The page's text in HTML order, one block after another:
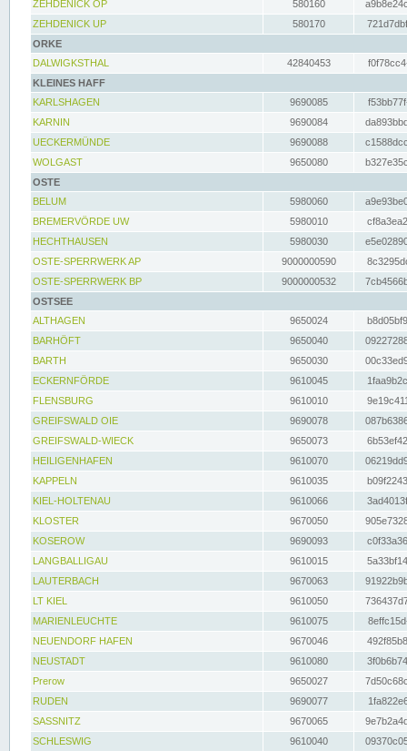
ZEHDENICK OP
580160
ZEHDENICK UP
580170
ORKE
DALWIGKSTHAL
42840453
KLEINES HAFF
KARLSHAGEN
9690085
KARNIN
9690084
UECKERMÜNDE
9690088
WOLGAST
9650080
OSTE
BELUM
5980060
BREMERVÖRDE UW
5980010
HECHTHAUSEN
5980030
OSTE-SPERRWERK AP
9000000590
OSTE-SPERRWERK BP
9000000532
OSTSEE
ALTHAGEN
9650024
BARHÖFT
9650040
BARTH
9650030
ECKERNFÖRDE
9610045
FLENSBURG
9610010
GREIFSWALD OIE
9690078
GREIFSWALD-WIECK
9650073
HEILIGENHAFEN
9610070
KAPPELN
9610035
KIEL-HOLTENAU
9610066
KLOSTER
9670050
KOSEROW
9690093
LANGBALLIGAU
9610015
LAUTERBACH
9670063
LT KIEL
9610050
MARIENLEUCHTE
9610075
NEUENDORF HAFEN
9670046
NEUSTADT
9610080
Prerow
9650027
RUDEN
9690077
SASSNITZ
9670065
SCHLESWIG
9610040